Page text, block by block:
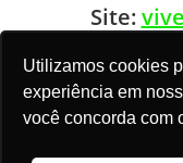
Utilizamos cookies
experiência em
você concorda com
Site: